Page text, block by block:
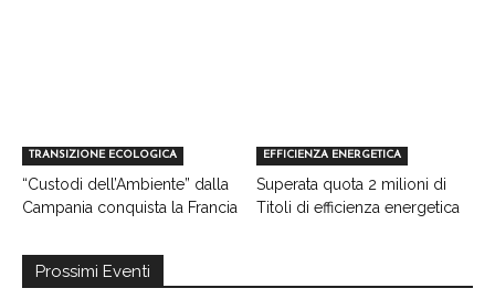
TRANSIZIONE ECOLOGICA
“Custodi dell’Ambiente” dalla
Campania conquista la Francia
EFFICIENZA ENERGETICA
Superata quota 2 milioni di
Titoli di efficienza energetica
Prossimi Eventi